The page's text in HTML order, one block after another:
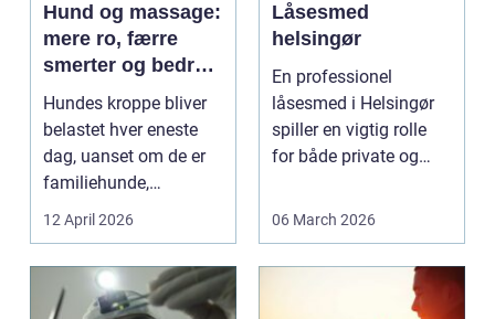
Hund og massage:
mere ro, færre
smerter og bedre
bevægelse
Hundes kroppe bliver
belastet hver eneste
dag, uanset om de er
familiehunde,
jagthunde,
konkurrenceh...
12 April 2026
Låsesmed
helsingør
En professionel
låsesmed i Helsingør
spiller en vigtig rolle
for både private og
06 March 2026